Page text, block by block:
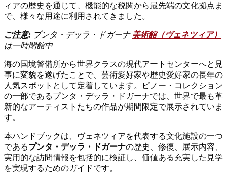
ィアの歴史を通じて、機能的な税関から最先端の文化拠点ま
で、様々な用途に利用されてきました。
ご注意: プンタ・デッラ・ドガーナ 美術館（ヴェネツィア）
は一時閉館中
海の国境警備所から世界クラスの現代アートセンターへと見
事に変貌を遂げたことで、芸術愛好家や歴史愛好家の長年の
人気スポットとして定着しています。ピノー・コレクション
の一部であるプンタ・デッラ・ドガーナでは、世界で最も革
新的なアーティストたちの作品が期間限定で展示されていま
す。
本ハンドブックは、ヴェネツィアを代表する文化施設の一つ
であるプンタ・デッラ・ドガーナの歴史、修復、展示内容、
実用的な訪問情報を包括的に検証し、価値ある充実した見学
を実現するためのガイドです。